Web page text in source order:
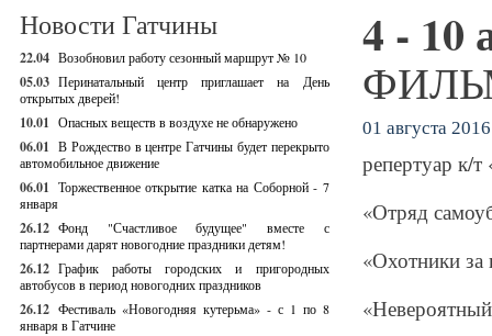
Новости Гатчины
22.04 Возобновил работу сезонный маршрут № 10
05.03 Перинатальный центр приглашает на День
открытых дверей!
10.01 Опасных веществ в воздухе не обнаружено
06.01 В Рождество в центре Гатчины будет перекрыто
автомобильное движение
06.01 Торжественное открытие катка на Соборной - 7
января
26.12 Фонд "Счастливое будущее" вместе с
партнерами дарят новогодние праздники детям!
26.12 График работы городских и пригородных
автобусов в период новогодних праздников
26.12 Фестиваль «Новогодняя кутерьма» - с 1 по 8
января в Гатчине
4 - 10
01 августа 2016
репертуар к/
«Отряд
«Охотники